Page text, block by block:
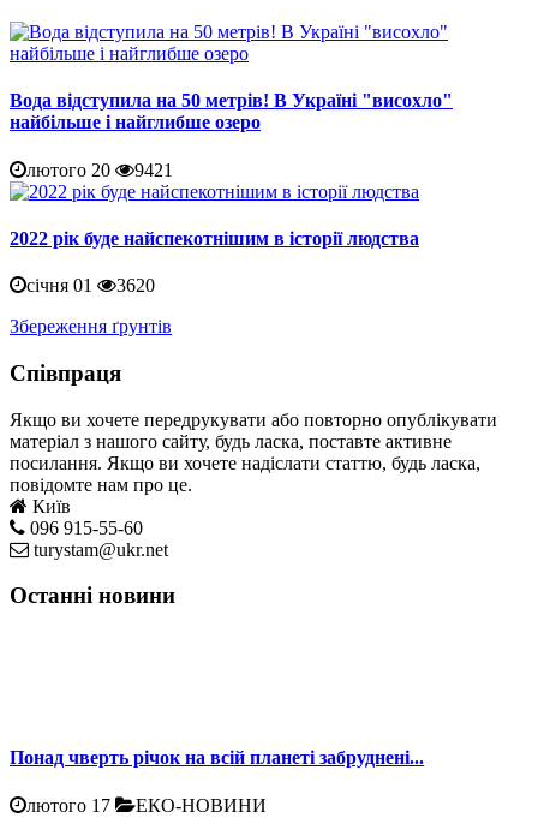
Вода відступила на 50 метрів! В Україні "висохло"
найбільше і найглибше озеро
лютого 20 9421
2022 рік буде найспекотнішим в історії людства
січня 01
3620
Збереження ґрунтів
Співпраця
Якщо ви хочете передрукувати або повторно опублікувати
матеріал з нашого сайту, будь ласка, поставте активне
посилання. Якщо ви хочете надіслати статтю, будь ласка,
повідомте нам про це.
Київ
096 915-55-60
turystam@ukr.net
Останні новини
Понад чверть річок на всій планеті забруднені...
лютого 17 ЕКО-НОВИНИ